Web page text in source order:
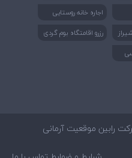
اجاره خانه روستایی
رزرو اقامتگاه بوم گردی
رابین موقعیت آرمانی